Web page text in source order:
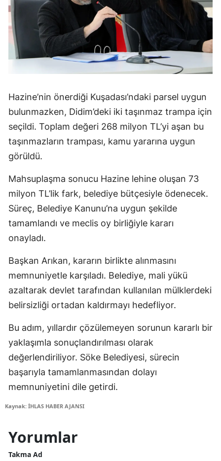
Hazine’nin önerdiği Kuşadası’ndaki parsel uygun
bulunmazken, Didim’deki iki taşınmaz trampa için
seçildi. Toplam değeri 268 milyon TL’yi aşan bu
taşınmazların trampası, kamu yararına uygun
görüldü.
Mahsuplaşma sonucu Hazine lehine oluşan 73
milyon TL’lik fark, belediye bütçesiyle ödenecek.
Süreç, Belediye Kanunu’na uygun şekilde
tamamlandı ve meclis oy birliğiyle kararı
onayladı.
Başkan Arıkan, kararın birlikte alınmasını
memnuniyetle karşıladı. Belediye, mali yükü
azaltarak devlet tarafından kullanılan mülklerdeki
belirsizliği ortadan kaldırmayı hedefliyor.
Bu adım, yıllardır çözülemeyen sorunun kararlı bir
yaklaşımla sonuçlandırılması olarak
değerlendiriliyor. Söke Belediyesi, sürecin
başarıyla tamamlanmasından dolayı
memnuniyetini dile getirdi.
Kaynak: İHLAS HABER AJANSI
Yorumlar
Takma Ad